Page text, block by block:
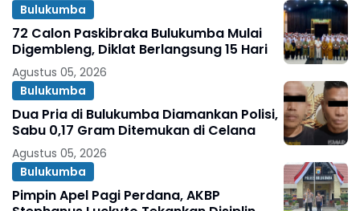
Bulukumba
72 Calon Paskibraka Bulukumba Mulai
Digembleng, Diklat Berlangsung 15 Hari
Agustus 05, 2026
Bulukumba
Dua Pria di Bulukumba Diamankan Polisi,
Sabu 0,17 Gram Ditemukan di Celana
Agustus 05, 2026
Bulukumba
Pimpin Apel Pagi Perdana, AKBP